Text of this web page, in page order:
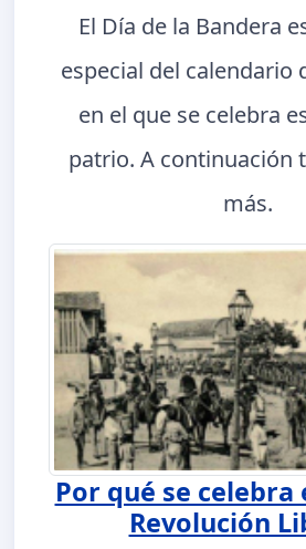
El Día de la Bandera
especial del calendario
en el que se celebra
patrio. A continuación
más.
Por qué se celebra
Revolución